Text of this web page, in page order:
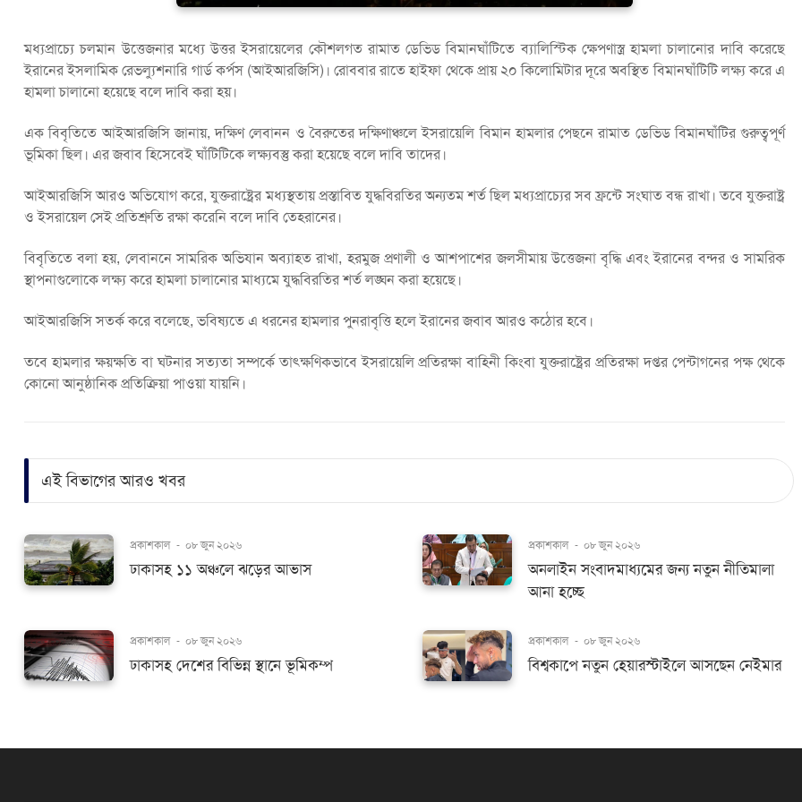
মধ্যপ্রাচ্যে চলমান উত্তেজনার মধ্যে উত্তর ইসরায়েলের কৌশলগত রামাত ডেভিড বিমানঘাঁটিতে ব্যালিস্টিক ক্ষেপণাস্ত্র হামলা চালানোর দাবি করেছে
ইরানের ইসলামিক রেভল্যুশনারি গার্ড কর্পস (আইআরজিসি)। রোববার রাতে হাইফা থেকে প্রায় ২০ কিলোমিটার দূরে অবস্থিত বিমানঘাঁটিটি লক্ষ্য করে এ
হামলা চালানো হয়েছে বলে দাবি করা হয়।
এক বিবৃতিতে আইআরজিসি জানায়, দক্ষিণ লেবানন ও বৈরুতের দক্ষিণাঞ্চলে ইসরায়েলি বিমান হামলার পেছনে রামাত ডেভিড বিমানঘাঁটির গুরুত্বপূর্ণ
ভূমিকা ছিল। এর জবাব হিসেবেই ঘাঁটিটিকে লক্ষ্যবস্তু করা হয়েছে বলে দাবি তাদের।
আইআরজিসি আরও অভিযোগ করে, যুক্তরাষ্ট্রের মধ্যস্থতায় প্রস্তাবিত যুদ্ধবিরতির অন্যতম শর্ত ছিল মধ্যপ্রাচ্যের সব ফ্রন্টে সংঘাত বন্ধ রাখা। তবে যুক্তরাষ্ট্র
ও ইসরায়েল সেই প্রতিশ্রুতি রক্ষা করেনি বলে দাবি তেহরানের।
বিবৃতিতে বলা হয়, লেবাননে সামরিক অভিযান অব্যাহত রাখা, হরমুজ প্রণালী ও আশপাশের জলসীমায় উত্তেজনা বৃদ্ধি এবং ইরানের বন্দর ও সামরিক
স্থাপনাগুলোকে লক্ষ্য করে হামলা চালানোর মাধ্যমে যুদ্ধবিরতির শর্ত লঙ্ঘন করা হয়েছে।
আইআরজিসি সতর্ক করে বলেছে, ভবিষ্যতে এ ধরনের হামলার পুনরাবৃত্তি হলে ইরানের জবাব আরও কঠোর হবে।
তবে হামলার ক্ষয়ক্ষতি বা ঘটনার সত্যতা সম্পর্কে তাৎক্ষণিকভাবে ইসরায়েলি প্রতিরক্ষা বাহিনী কিংবা যুক্তরাষ্ট্রের প্রতিরক্ষা দপ্তর পেন্টাগনের পক্ষ থেকে
কোনো আনুষ্ঠানিক প্রতিক্রিয়া পাওয়া যায়নি।
এই বিভাগের আরও খবর
প্রকাশকাল - ০৮ জুন ২০২৬
ঢাকাসহ ১১ অঞ্চলে ঝড়ের আভাস
প্রকাশকাল - ০৮ জুন ২০২৬
অনলাইন সংবাদমাধ্যমের জন্য নতুন নীতিমালা
আনা হচ্ছে
প্রকাশকাল - ০৮ জুন ২০২৬
ঢাকাসহ দেশের বিভিন্ন স্থানে ভূমিকম্প
প্রকাশকাল - ০৮ জুন ২০২৬
বিশ্বকাপে নতুন হেয়ারস্টাইলে আসছেন নেইমার